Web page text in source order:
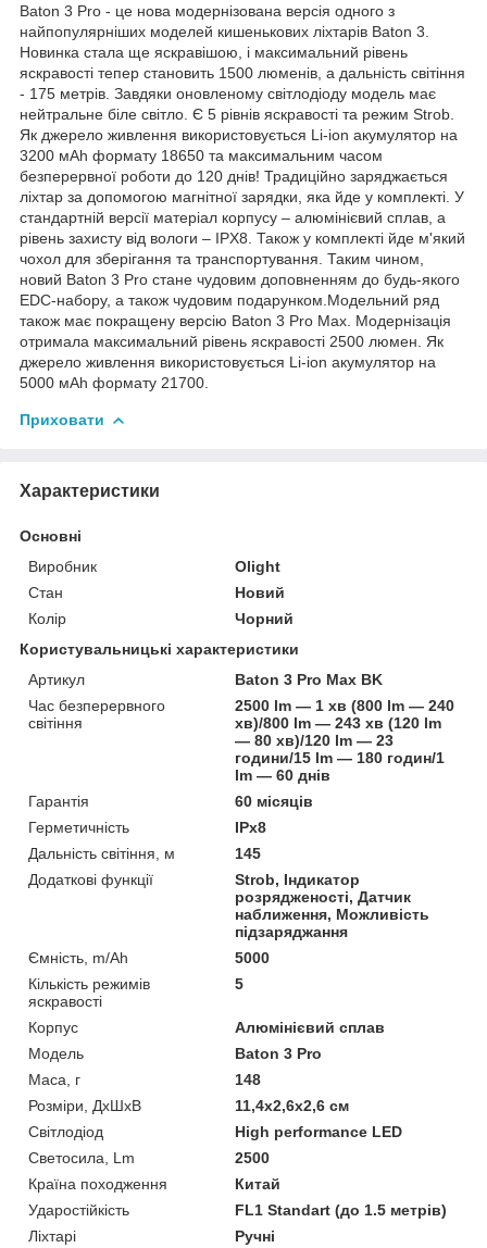
Baton 3 Pro - це нова модернізована версія одного з
найпопулярніших моделей кишенькових ліхтарів Baton 3.
Новинка стала ще яскравішою, і максимальний рівень
яскравості тепер становить 1500 люменів, а дальність світіння
- 175 метрів. Завдяки оновленому світлодіоду модель має
нейтральне біле світло. Є 5 рівнів яскравості та режим Strob.
Як джерело живлення використовується Li-ion акумулятор на
3200 мАh формату 18650 та максимальним часом
безперервної роботи до 120 днів! Традиційно заряджається
ліхтар за допомогою магнітної зарядки, яка йде у комплекті. У
стандартній версії матеріал корпусу – алюмінієвий сплав, а
рівень захисту від вологи – IPX8. Також у комплекті йде м'який
чохол для зберігання та транспортування. Таким чином,
новий Baton 3 Pro стане чудовим доповненням до будь-якого
EDC-набору, а також чудовим подарунком.Модельний ряд
також має покращену версію Baton 3 Pro Max. Модернізація
отримала максимальний рівень яскравості 2500 люмен. Як
джерело живлення використовується Li-ion акумулятор на
5000 мАh формату 21700.
Приховати
Характеристики
Основні
Виробник
Olight
Стан
Новий
Колір
Чорний
Користувальницькі характеристики
Артикул
Baton 3 Pro Max BK
Час безперервного
світіння
2500 lm — 1 хв (800 lm — 240
хв)/800 lm — 243 хв (120 lm
— 80 хв)/120 lm — 23
години/15 lm — 180 годин/1
lm — 60 днів
Гарантія
60 місяців
Герметичність
IPx8
Дальність світіння, м
145
Додаткові функції
Strob, Індикатор
розрядженості, Датчик
наближення, Можливість
підзаряджання
Ємність, m/Ah
5000
Кількість режимів
яскравості
5
Корпус
Алюмінієвий сплав
Мoдель
Baton 3 Pro
Маса, г
148
Розміри, ДхШхВ
11,4х2,6х2,6 см
Світлодіод
High performance LED
Светосила, Lm
2500
Країна походження
Китай
Ударостійкість
FL1 Standart (до 1.5 метрів)
Ліхтарі
Ручні